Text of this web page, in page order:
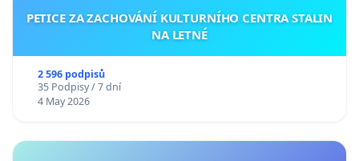
PETICE ZA ZACHOVÁNÍ KULTURNÍHO CENTRA STALIN
NA LETNÉ
2 596 podpisů
35 Podpisy / 7 dní
4 May 2026